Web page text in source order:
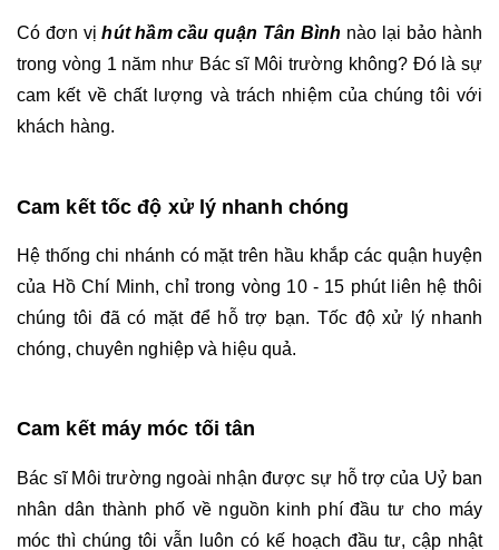
Có đơn vị hút hầm cầu quận Tân Bình nào lại bảo hành
trong vòng 1 năm như Bác sĩ Môi trường không? Đó là sự
cam kết về chất lượng và trách nhiệm của chúng tôi với
khách hàng.
Cam kết tốc độ xử lý nhanh chóng
Hệ thống chi nhánh có mặt trên hầu khắp các quận huyện
của Hồ Chí Minh, chỉ trong vòng 10 - 15 phút liên hệ thôi
chúng tôi đã có mặt để hỗ trợ bạn. Tốc độ xử lý nhanh
chóng, chuyên nghiệp và hiệu quả.
Cam kết máy móc tối tân
Bác sĩ Môi trường ngoài nhận được sự hỗ trợ của Uỷ ban
nhân dân thành phố về nguồn kinh phí đầu tư cho máy
móc thì chúng tôi vẫn luôn có kế hoạch đầu tư, cập nhật